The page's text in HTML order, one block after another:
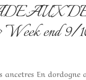
end 9/10
En dordogne